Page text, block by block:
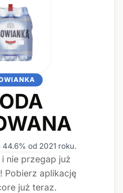
44.6% od 2021 roku.
nie przegap już
Pobierz aplikację
już teraz.